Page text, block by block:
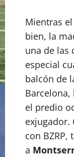
Mientras
bien, la
una de las
especial
balcón de
Barcelona,
el predio
exjugador.
con BZRP,
a